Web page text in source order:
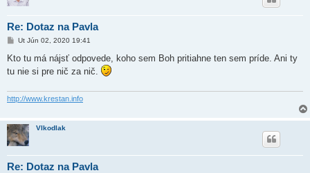
Re: Dotaz na Pavla
P
í
p
o
Ut Jún 02, 2020 19:41
Kto tu má nájsť odpovede, koho sem Boh pritiahne ten sem príde. Ani ty
tu nie si pre nič za nič.
http://www.krestan.info
Vlkodlak
Re: Dotaz na Pavla